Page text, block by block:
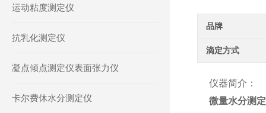
品牌
滴定方式
仪器简介：
微量水分测
运动粘度测定仪
抗乳化测定仪
凝点倾点测定仪表面张力仪
卡尔费休水分测定仪